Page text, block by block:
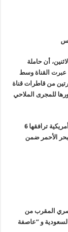
أن حاملة
عبرت القناة وسط
من قاطرات قناة
للمجرى الملاحي
وقال المصدر، في تصريحات صحفية: إن حاملة طائرات أمريكية ترافقها 6
الأحمر ضمن
المقرب من
و “عاصفة